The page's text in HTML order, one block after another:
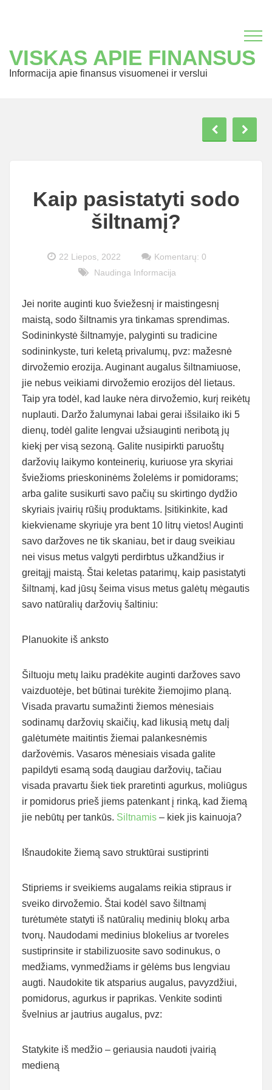
VISKAS APIE FINANSUS
Informacija apie finansus visuomenei ir verslui
Kaip pasistatyti sodo
šiltnamį?
22 Liepos, 2022
Komentarų: 0
Naudinga Informacija
Jei norite auginti kuo šviežesnį ir maistingesnį
maistą, sodo šiltnamis yra tinkamas sprendimas.
Sodininkystė šiltnamyje, palyginti su tradicine
sodininkyste, turi keletą privalumų, pvz: mažesnė
dirvožemio erozija. Auginant augalus šiltnamiuose,
jie nebus veikiami dirvožemio erozijos dėl lietaus.
Taip yra todėl, kad lauke nėra dirvožemio, kurį reikėtų
nuplauti. Daržo žalumynai labai gerai išsilaiko iki 5
dienų, todėl galite lengvai užsiauginti neribotą jų
kiekį per visą sezoną. Galite nusipirkti paruoštų
daržovių laikymo konteinerių, kuriuose yra skyriai
šviežioms prieskoninėms žolelėms ir pomidorams;
arba galite susikurti savo pačių su skirtingo dydžio
skyriais įvairių rūšių produktams. Įsitikinkite, kad
kiekviename skyriuje yra bent 10 litrų vietos! Auginti
savo daržoves ne tik skaniau, bet ir daug sveikiau
nei visus metus valgyti perdirbtus užkandžius ir
greitąjį maistą. Štai keletas patarimų, kaip pasistatyti
šiltnamį, kad jūsų šeima visus metus galėtų mėgautis
savo natūralių daržovių šaltiniu:
Planuokite iš anksto
Šiltuoju metų laiku pradėkite auginti daržoves savo
vaizduotėje, bet būtinai turėkite žiemojimo planą.
Visada pravartu sumažinti žiemos mėnesiais
sodinamų daržovių skaičių, kad likusią metų dalį
galėtumėte maitintis žiemai palankesnėmis
daržovėmis. Vasaros mėnesiais visada galite
papildyti esamą sodą daugiau daržovių, tačiau
visada pravartu šiek tiek praretinti agurkus, moliūgus
ir pomidorus prieš jiems patenkant į rinką, kad žiemą
jie nebūtų per tankūs. Siltnamis – kiek jis kainuoja?
Išnaudokite žiemą savo struktūrai sustiprinti
Stipriems ir sveikiems augalams reikia stipraus ir
sveiko dirvožemio. Štai kodėl savo šiltnamį
turėtumėte statyti iš natūralių medinių blokų arba
tvorų. Naudodami medinius blokelius ar tvoreles
sustiprinsite ir stabilizuosite savo sodinukus, o
medžiams, vynmedžiams ir gėlėms bus lengviau
augti. Naudokite tik atsparius augalus, pavyzdžiui,
pomidorus, agurkus ir paprikas. Venkite sodinti
švelnius ar jautrius augalus, pvz:
Statykite iš medžio – geriausia naudoti įvairią
medieną